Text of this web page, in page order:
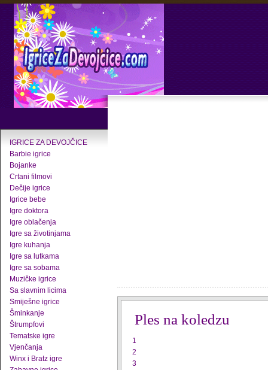
IGRICE ZA DEVOJČICE
Barbie igrice
Bojanke
Crtani filmovi
Dečije igrice
Igrice bebe
Igre doktora
Igre oblačenja
Igre sa životinjama
Igre kuhanja
Igre sa lutkama
Igre sa sobama
Muzičke igrice
Sa slavnim licima
Smiješne igrice
Šminkanje
Štrumpfovi
Tematske igre
Vjenčanja
Winx i Bratz igre
Ples na koledzu
1
2
3